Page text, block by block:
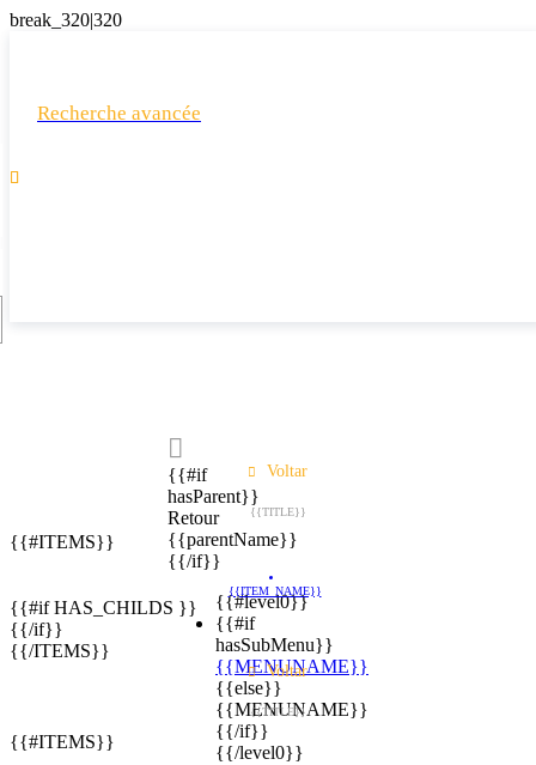
Recherche avancée

{{#if
hasParent}}
Retour
{{parentName}}
{{/if}}
{{#level0}}
{{#if
hasSubMenu}}
{{MENUNAME}}
{{else}}
{{MENUNAME}}
{{/if}}
{{/level0}}
Voltar
{{TITLE}}
{{#ITEMS}}
{{ITEM_NAME}}
{{#if HAS_CHILDS }}
{{/if}}
{{/ITEMS}}
Voltar
{{TITLE}}
{{#ITEMS}}